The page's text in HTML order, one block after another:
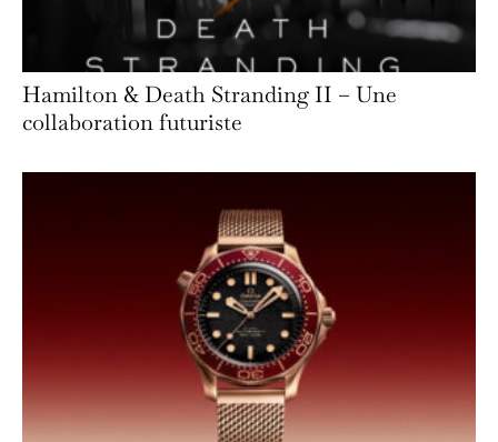
Hamilton & Death Stranding II – Une
collaboration futuriste